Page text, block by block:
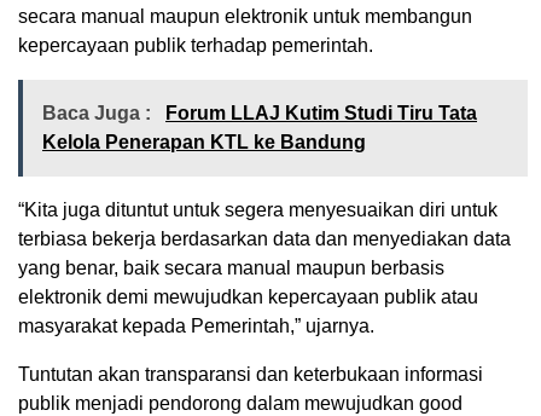
secara manual maupun elektronik untuk membangun
kepercayaan publik terhadap pemerintah.
Baca Juga :
Forum LLAJ Kutim Studi Tiru Tata
Kelola Penerapan KTL ke Bandung
“Kita juga dituntut untuk segera menyesuaikan diri untuk
terbiasa bekerja berdasarkan data dan menyediakan data
yang benar, baik secara manual maupun berbasis
elektronik demi mewujudkan kepercayaan publik atau
masyarakat kepada Pemerintah,” ujarnya.
Tuntutan akan transparansi dan keterbukaan informasi
publik menjadi pendorong dalam mewujudkan good